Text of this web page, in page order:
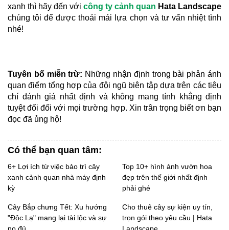
xanh thì hãy đến với công ty cảnh quan Hata Landscape
chúng tôi để được thoải mái lựa chọn và tư vấn nhiệt tình
nhé!
Tuyên bố miễn trừ: Những nhận định trong bài phản ánh
quan điểm tổng hợp của đội ngũ biên tập dựa trên các tiêu
chí đánh giá nhất định và không mang tính khẳng định
tuyệt đối đối với mọi trường hợp. Xin trân trọng biết ơn bạn
đọc đã ủng hộ!
Có thể bạn quan tâm:
6+ Lợi ích từ việc bảo trì cây
xanh cảnh quan nhà máy định
kỳ
Top 10+ hình ảnh vườn hoa
đẹp trên thế giới nhất định
phải ghé
Cây Bắp chưng Tết: Xu hướng
"Độc Lạ" mang lại tài lộc và sự
no đủ
Cho thuê cây sự kiện uy tín,
trọn gói theo yêu cầu | Hata
Landscape